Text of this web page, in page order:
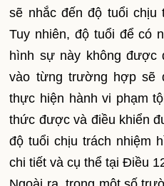
sẽ nhắc đến độ tuổi chịu
Tuy nhiên, độ tuổi để có
hình sự này không được
vào từng trường hợp sẽ
thực hiện hành vi phạm
thức được và điều khiển
độ tuổi chịu trách nhiệm
chi tiết và cụ thể tại Điều